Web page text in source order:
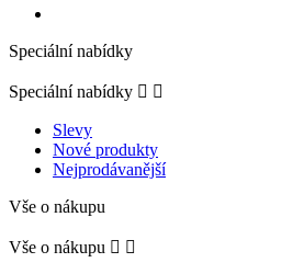
Speciální nabídky
Speciální nabídky  
Slevy
Nové produkty
Nejprodávanější
Vše o nákupu
Vše o nákupu  